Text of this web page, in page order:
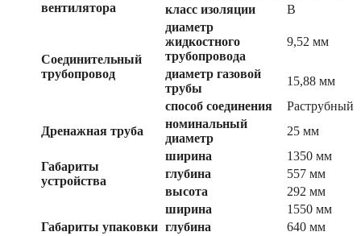
вентилятора
класс изоляции
B
Соединительный
трубопровод
диаметр
жидкостного
трубопровода
9,52 мм
диаметр газовой
трубы
15,88 мм
способ соединения
Раструбный
Дренажная труба
номинальный
диаметр
25 мм
Габариты
устройства
ширина
1350 мм
глубина
557 мм
высота
292 мм
Габариты упаковки
ширина
1550 мм
глубина
640 мм